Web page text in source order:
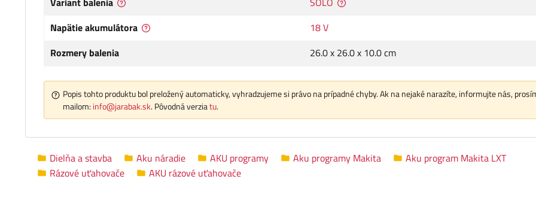
Napätie akumulátora
18 V
Rozmery balenia
26.0 x 26.0 x 10.0 cm
Popis tohto produktu bol preložený automaticky, vyhradzujeme si právo na prípadné chyby. Ak na nejaké narazíte, informujte nás,
mailom: info@jarabak.sk. Pôvodná verziatu.
Dielňa a stavba Aku náradie AKU programy Aku programy Makita
Aku program Makita LXT
Rázové uťahovače
AKU rázové uťahovače